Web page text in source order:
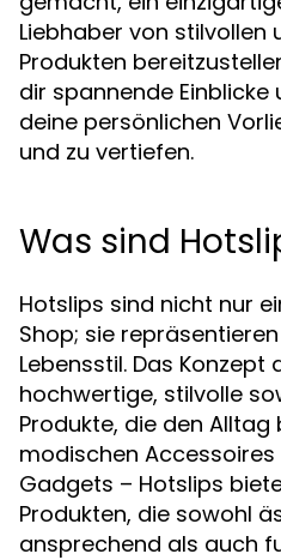
Liebhaber von stilvollen
Produkten
dir spannende Einblicke
deine persönlichen
und zu vertiefen.
Was sind
Hotslips sind nicht nur
Shop; sie
Lebensstil. Das Konzept
hochwertige, stilvolle
Produkte, die den Alltag
modischen
Gadgets – Hotslips
Produkten, die sowohl
ansprechend als auch